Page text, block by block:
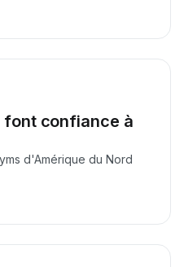
font confiance à
d'Amérique du Nord